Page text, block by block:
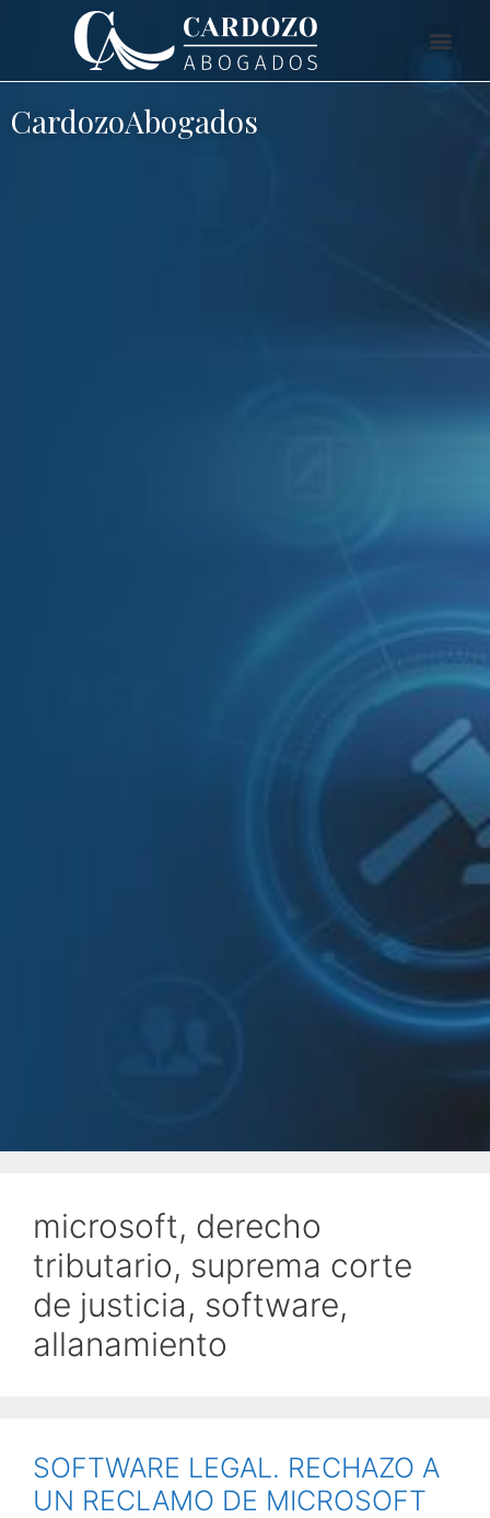
CardozoAbogados
microsoft, derecho
tributario, suprema corte
de justicia, software,
allanamiento
SOFTWARE LEGAL. RECHAZO A
UN RECLAMO DE MICROSOFT